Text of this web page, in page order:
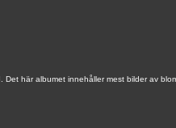
här albumet innehåller mest bilder av